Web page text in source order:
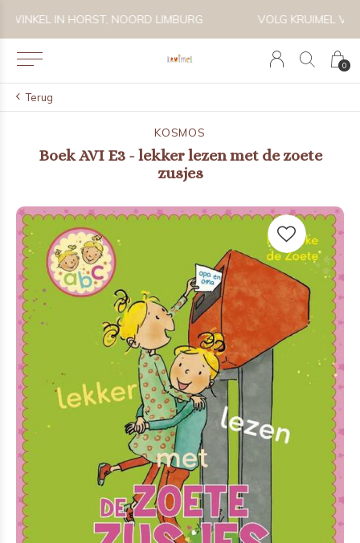
0
VOLG KRUIMEL VIA INSTAGRAM @KRUIMELKIDSBOUTIQUE
Terug
KOSMOS
Boek AVI E3 - lekker lezen met de zoete
zusjes